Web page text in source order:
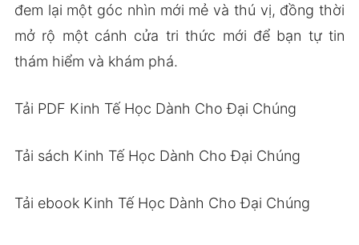
đem lại một góc nhìn mới mẻ và thú vị, đồng thời
mở rộ một cánh cửa tri thức mới để bạn tự tin
thám hiểm và khám phá.
Tải PDF Kinh Tế Học Dành Cho Đại Chúng
Tải sách Kinh Tế Học Dành Cho Đại Chúng
Tải ebook Kinh Tế Học Dành Cho Đại Chúng